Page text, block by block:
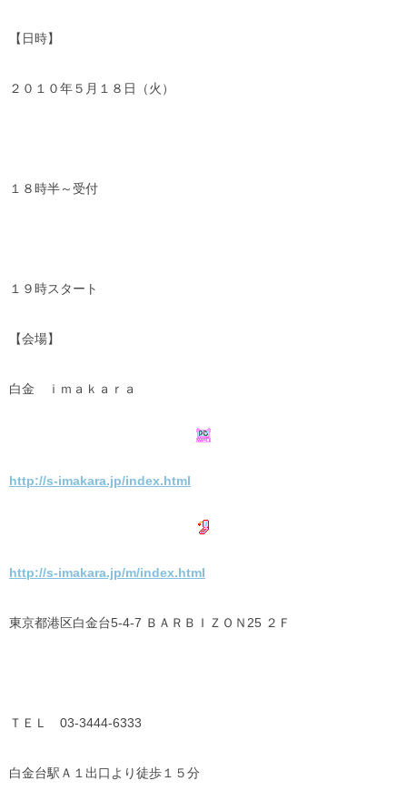
【日時】
２０１０年５月１８日（火）
１８時半～受付
１９時スタート
【会場】
白金 ｉｍａｋａｒａ
http://s-imakara.jp/index.html
http://s-imakara.jp/m/index.html
東京都港区白金台5-4-7 ＢＡＲＢＩＺＯＮ25 ２Ｆ
ＴＥＬ 03-3444-6333
白金台駅Ａ１出口より徒歩１５分